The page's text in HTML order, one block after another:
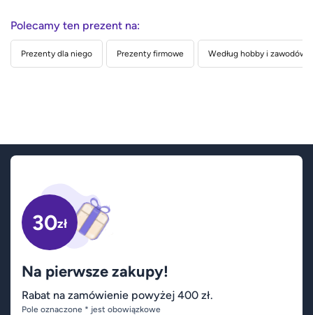
Polecamy ten prezent na:
Prezenty dla niego Prezenty firmowe Według hobby i zawodów
30zł
Na pierwsze zakupy!
Rabat na zamówienie powyżej 400 zł.
Pole oznaczone * jest obowiązkowe